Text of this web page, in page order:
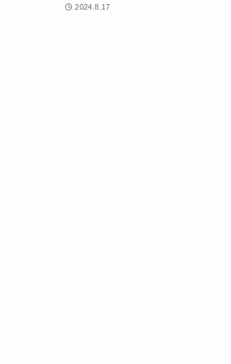
2024.8.17